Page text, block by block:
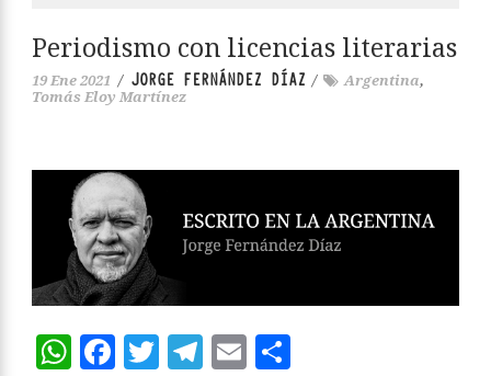
Periodismo con licencias literarias
19 Ene 2021 / JORGE FERNÁNDEZ DÍAZ / Argentina,
Tomás Eloy Martínez
WhatsApp
Facebook
Twitter
Telegram
Email